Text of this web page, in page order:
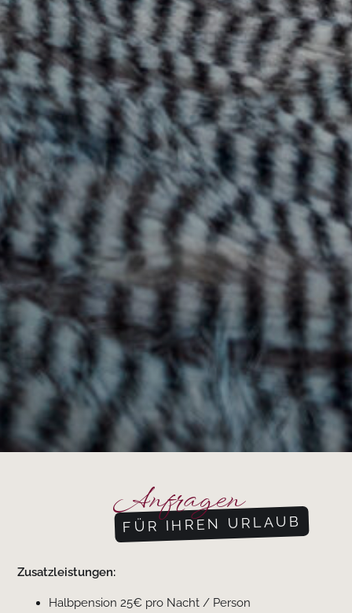
Anfragen
FÜR IHREN URLAUB
Zusatzleistungen:
Halbpension 25€ pro Nacht / Person